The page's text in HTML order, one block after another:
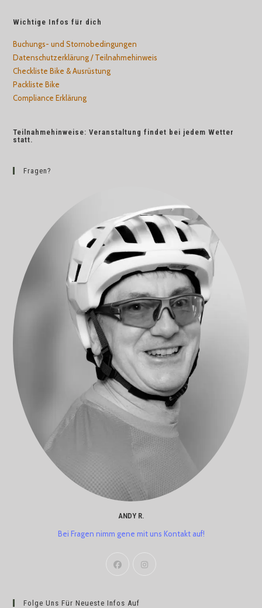
Wichtige Infos für dich
Buchungs- und Stornobedingungen
Datenschutzerklärung / Teilnahmehinweis
Checkliste Bike & Ausrüstung
Packliste Bike
Compliance Erklärung
Teilnahmehinweise: Veranstaltung findet bei jedem Wetter
statt.
Fragen?
ANDY R.
Bei Fragen nimm gene mit uns Kontakt auf!
Folge Uns Für Neueste Infos Auf